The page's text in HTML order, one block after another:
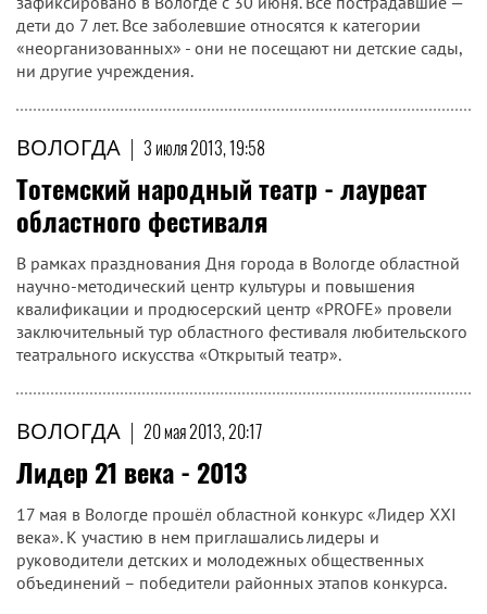
дети до 7 лет. Все заболевшие относятся к категории
«неорганизованных» - они не посещают ни детские сады,
ни другие учреждения.
ВОЛОГДА | 3 июля 2013, 19:58
Тотемский народный театр - лауреат
областного фестиваля
В рамках празднования Дня города в Вологде областной
научно-методический центр культуры и повышения
квалификации и продюсерский центр «PROFE» провели
заключительный тур областного фестиваля любительского
театрального искусства «Открытый театр».
ВОЛОГДА | 20 мая 2013, 20:17
Лидер 21 века - 2013
17 мая в Вологде прошёл областной конкурс «Лидер XXI
века». К участию в нем приглашались лидеры и
руководители детских и молодежных общественных
объединений – победители районных этапов конкурса.